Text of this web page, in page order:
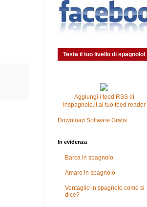
Testa il tuo livello di spagnolo!
Aggiungi i feed RSS di
Inspagnolo.it al tuo feed reader
Download Software Gratis
In evidenza
Barca in spagnolo
Amaro in spagnolo
Ventaglio in spagnolo come si
dice?